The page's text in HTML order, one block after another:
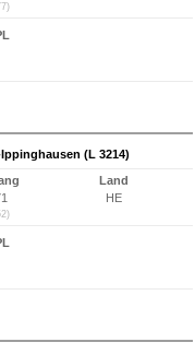
(L 3214)
Land
HE